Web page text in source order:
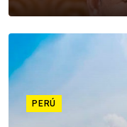
PERÚ